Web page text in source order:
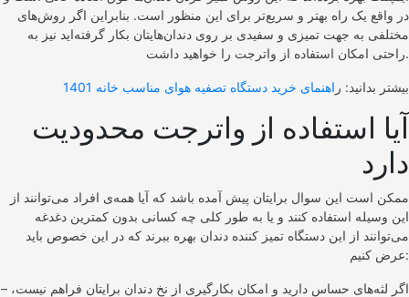
در واقع یک راه بهتر و سریع‌تر برای این منظور است. بنابراین اگر روش‌های
مختلفی به جهت تمیزی و سفیدی بر روی دندان‌هایتان بکار گرفته‌اید نیز به
راحتی امکان استفاده از واترجت را خواهید داشت.
بیشتر بدانید: ر اهنمای خرید دستگاه تصفیه هوای مناسب خانه 1401
آیا استفاده از واترجت محدودیت
دارد
ممکن است این سوال برایتان پیش آمده باشد که آیا همه‌ی افراد می‌توانند از
این وسیله استفاده کنند و یا به طور کلی چه کسانی بدون کمترین دغدغه
می‌توانند از این دستگاه تمیز کننده دندان بهره ببرند که در این خصوص باید
عرض کنیم:
– اگر لثه‌های حساس دارید و امکان بکارگیری از نخ دندان برایتان فراهم نیست،